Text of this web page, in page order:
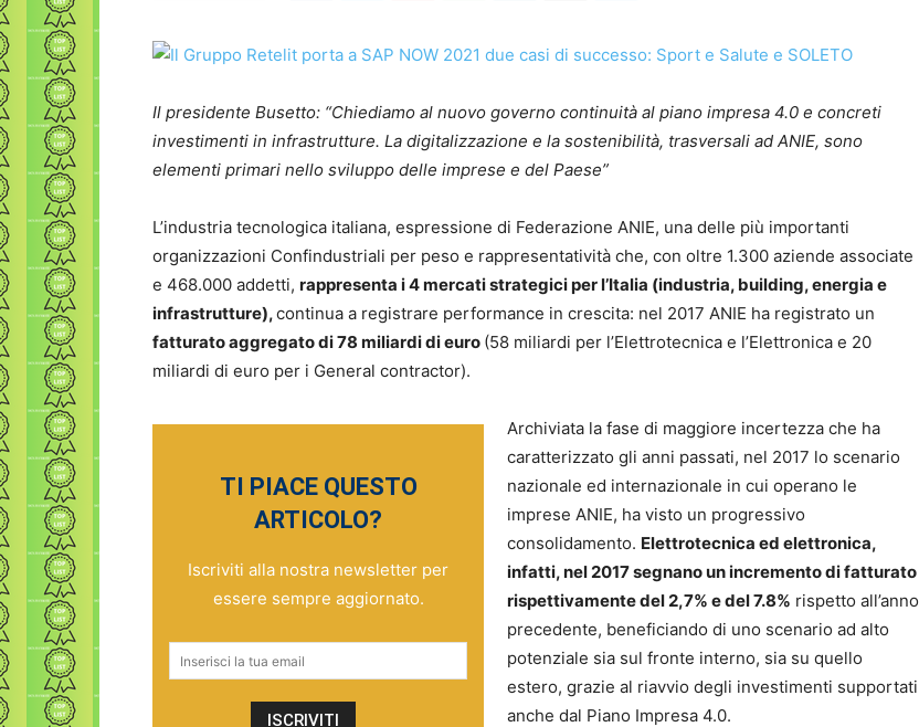
Il presidente Busetto: “Chiediamo al nuovo governo continuità al piano impresa 4.0 e concreti
investimenti in infrastrutture. La digitalizzazione e la sostenibilità, trasversali ad ANIE, sono
elementi primari nello sviluppo delle imprese e del Paese”
L’industria tecnologica italiana, espressione di Federazione ANIE, una delle più importanti
organizzazioni Confindustriali per peso e rappresentatività che, con oltre 1.300 aziende associate
e 468.000 addetti, rappresenta i 4 mercati strategici per l’Italia (industria, building, energia e
infrastrutture),continua a registrare performance in crescita: nel 2017 ANIE ha registrato un
fatturato aggregato di 78 miliardi di euro (58 miliardi per l’Elettrotecnica e l’Elettronica e 20
miliardi di euro per i General contractor).
TI PIACE QUESTO
ARTICOLO?
Iscriviti alla nostra newsletter per
essere sempre aggiornato.
Archiviata la fase di maggiore incertezza che ha
caratterizzato gli anni passati, nel 2017 lo scenario
nazionale ed internazionale in cui operano le
imprese ANIE, ha visto un progressivo
consolidamento. Elettrotecnica ed elettronica,
infatti, nel 2017 segnano un incremento di fatturato
rispettivamente del 2,7% e del 7.8% rispetto all’anno
precedente, beneficiando di uno scenario ad alto
potenziale sia sul fronte interno, sia su quello
estero, grazie al riavvio degli investimenti supportati
anche dal Piano Impresa 4.0.